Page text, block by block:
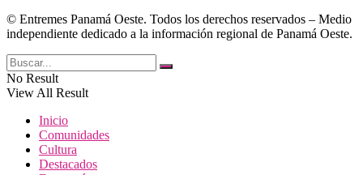
© Entremes Panamá Oeste. Todos los derechos reservados – Medio
independiente dedicado a la información regional de Panamá Oeste.
No Result
View All Result
Inicio
Comunidades
Cultura
Destacados